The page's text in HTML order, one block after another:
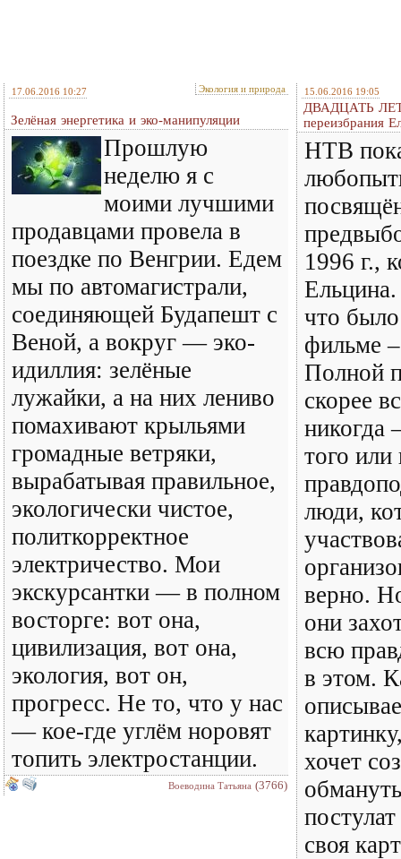
17.06.2016 10:27 Экология и природа
Зелёная энергетика и эко-манипуляции
Прошлую
неделю я с
моими лучшими
продавцами провела в
поездке по Венгрии. Едем
мы по автомагистрали,
соединяющей Будапешт с
Веной, а вокруг — эко-
идиллия: зелёные
лужайки, а на них лениво
помахивают крыльями
громадные ветряки,
вырабатывая правильное,
экологически чистое,
политкорректное
электричество. Мои
экскурсантки — в полном
восторге: вот она,
цивилизация, вот она,
экология, вот он,
прогресс. Не то, что у нас
— кое-где углём норовят
топить электростанции.
Воеводина Татьяна (3766)
15.06.2016 19:05
ДВАДЦАТЬ ЛЕТ
переизбрания
НТВ
1996 г.,
что было
фильме
Полной
скорее
никогда
того или
люди,
верно.
они
всю
в этом.
хочет
своя